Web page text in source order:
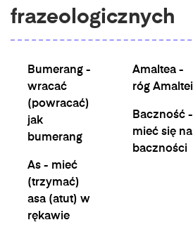
frazeologicznych
Bumerang -
wracać
(powracać)
jak
bumerang
As - mieć
(trzymać)
asa (atut) w
rękawie
Amaltea -
róg Amaltei
Baczność -
mieć się na
baczności